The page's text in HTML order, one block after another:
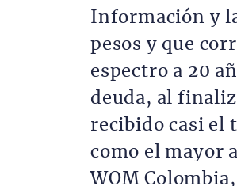
Información y
pesos y que
espectro a 20
deuda, al
recibido casi el
como el mayor
WOM